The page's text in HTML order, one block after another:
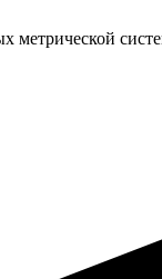
метрической